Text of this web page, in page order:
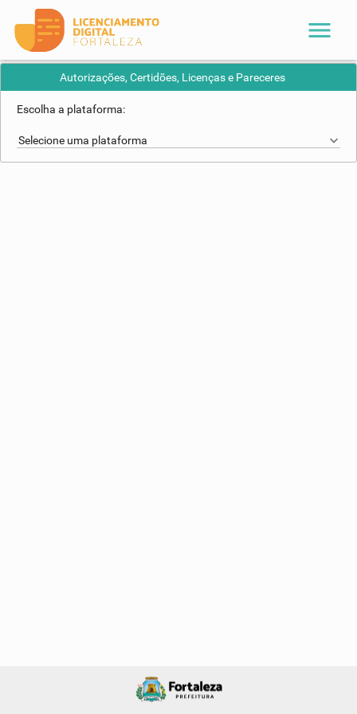
menu
Autorizações, Certidões, Licenças e Pareceres
Escolha a plataforma:
Selecione uma plataforma